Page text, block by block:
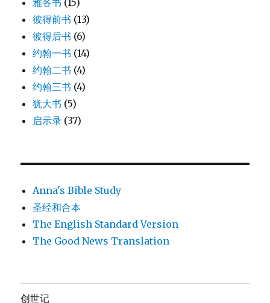
雅各书 (15)
彼得前书 (13)
彼得后书 (6)
约翰一书 (14)
约翰二书 (4)
约翰三书 (4)
犹大书 (5)
启示录 (37)
Anna's Bible Study
圣经和合本
The English Standard Version
The Good News Translation
创世记